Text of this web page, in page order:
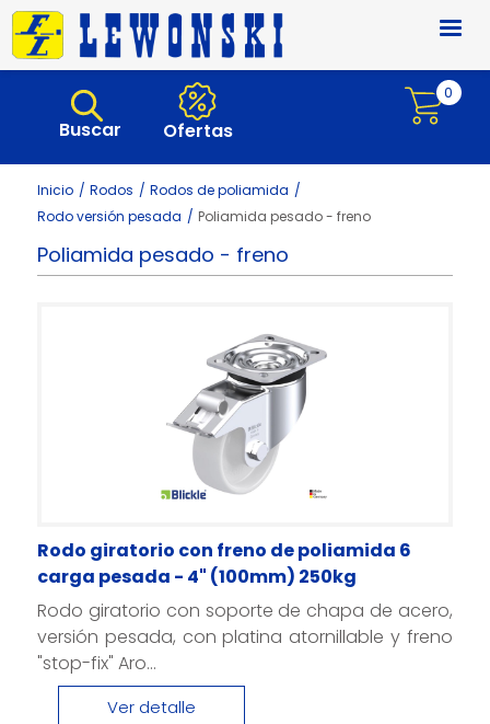
Pasar al contenido principal
Buscar Ofertas
0
Inicio Rodos
Rodos de poliamida
Rodo versión pesada
Poliamida pesado - freno
Poliamida pesado - freno
Rodo giratorio con freno de poliamida 6
carga pesada - 4" (100mm) 250kg
Rodo giratorio con soporte de chapa de acero,
versión pesada, con platina atornillable y freno
"stop-fix" Aro...
Ver detalle